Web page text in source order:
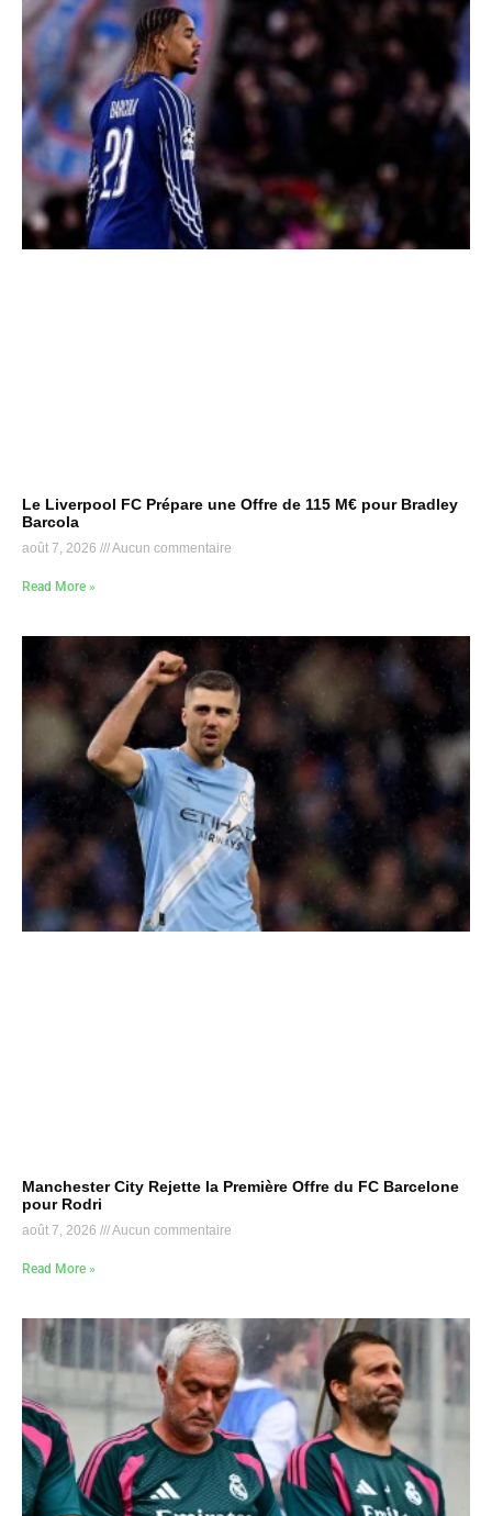
Le Liverpool FC Prépare une Offre de 115 M€ pour Bradley
Barcola
août 7, 2026 Aucun commentaire
Read More »
Manchester City Rejette la Première Offre du FC Barcelone
pour Rodri
août 7, 2026 Aucun commentaire
Read More »